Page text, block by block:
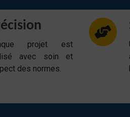
projet est
avec soin et
des normes.